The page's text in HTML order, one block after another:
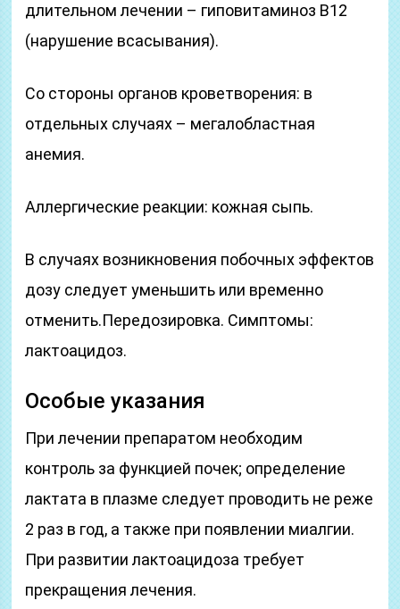
длительном лечении – гиповитаминоз B12
(нарушение всасывания).
Со стороны органов кроветворения: в
отдельных случаях – мегалобластная
анемия.
Аллергические реакции: кожная сыпь.
В случаях возникновения побочных эффектов
дозу следует уменьшить или временно
отменить.Передозировка. Симптомы:
лактоацидоз.
Особые указания
При лечении препаратом необходим
контроль за функцией почек; определение
лактата в плазме следует проводить не реже
2 раз в год, а также при появлении миалгии.
При развитии лактоацидоза требует
прекращения лечения.